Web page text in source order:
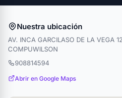
Nuestra ubicación
AV. INCA GARCILASO DE LA VEGA
COMPUWILSON
908814594
Abrir en Google Maps